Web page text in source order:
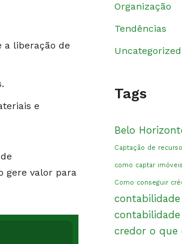
a liberação de
e
gere valor para
Organização
Tendências
Uncategorized
Tags
Belo
Captação de
como captar
Como conseguir
contabilidade
credor o que